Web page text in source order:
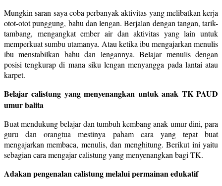
Mungkin saran saya coba perbanyak aktivitas yang melibatkan kerja
otot-otot punggung, bahu dan lengan. Berjalan dengan tangan, tarik-
tambang, mengangkat ember air dan aktivitas yang lain untuk
memperkuat sumbu utamanya. Atau ketika ibu mengajarkan menulis
ibu menstabilkan bahu dan lengannya. Belajar menulis dengan
posisi tengkurap di mana siku lengan menyangga pada lantai atau
karpet.
Belajar calistung yang menyenangkan untuk anak TK PAUD
umur balita
Buat mendukung belajar dan tumbuh kembang anak umur dini, para
guru dan orangtua mestinya paham cara yang tepat buat
mengajarkan membaca, menulis, dan menghitung. Berikut ini yaitu
sebagian cara mengajar calistung yang menyenangkan bagi TK.
Adakan pengenalan calistung melalui permainan edukatif